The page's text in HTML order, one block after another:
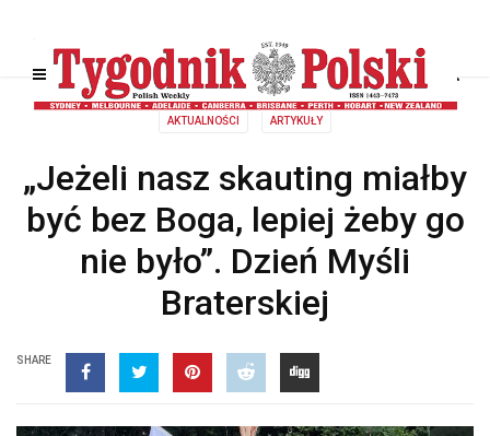
AKTUALNOŚCI ARTYKUŁY
„Jeżeli nasz skauting miałby
być bez Boga, lepiej żeby go
nie było”. Dzień Myśli
Braterskiej
SHARE